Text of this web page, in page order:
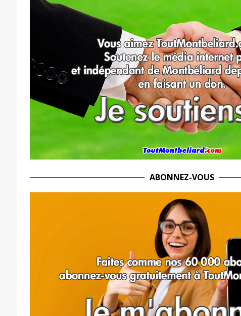
ABONNEZ-VOUS